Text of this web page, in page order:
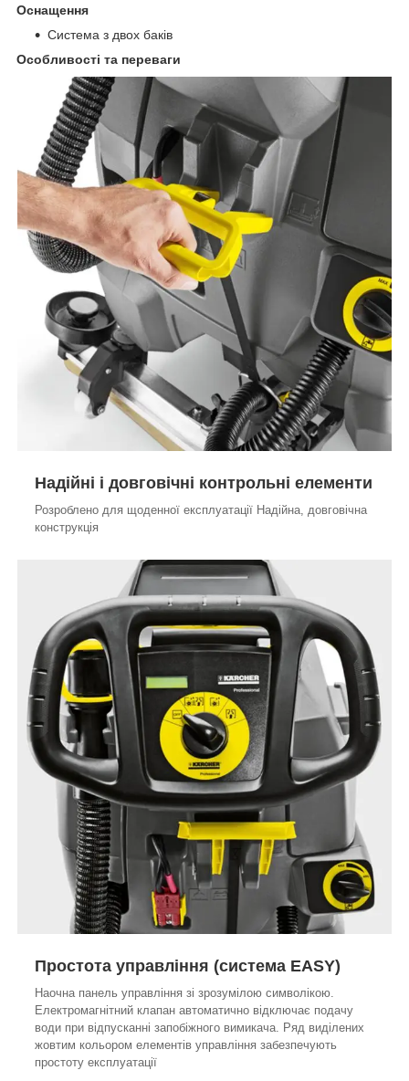
Оснащення
Система з двох баків
Особливості та переваги
Надійні і довговічні контрольні елементи
Розроблено для щоденної експлуатації Надійна, довговічна
конструкція
Простота управління (система EASY)
Наочна панель управління зі зрозумілою символікою.
Електромагнітний клапан автоматично відключає подачу
води при відпусканні запобіжного вимикача. Ряд виділених
жовтим кольором елементів управління забезпечують
простоту експлуатації